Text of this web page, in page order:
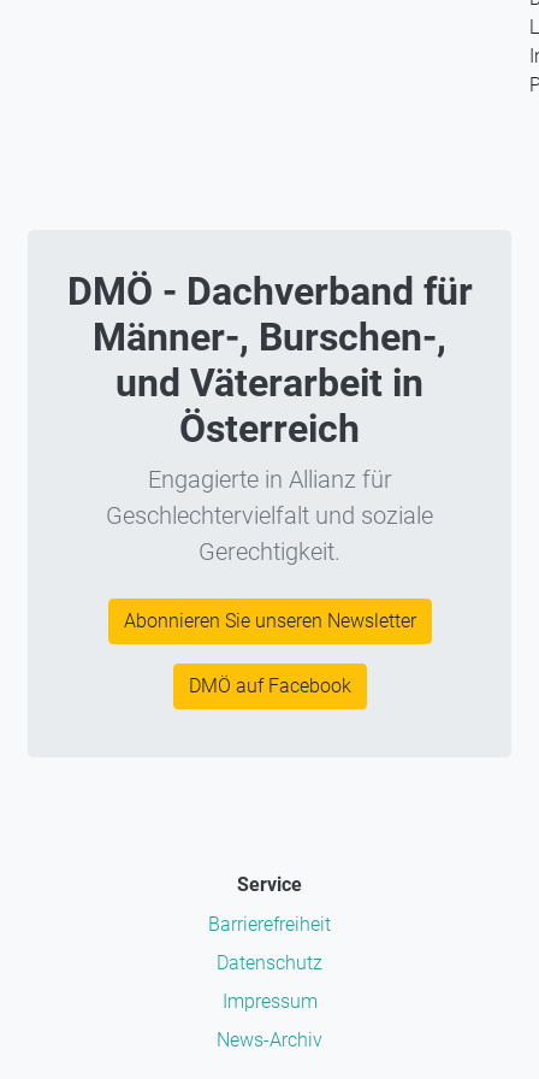
DMÖ - Dachverband für
Männer-, Burschen-,
und Väterarbeit in
Österreich
Engagierte in Allianz für
Geschlechtervielfalt und soziale
Gerechtigkeit.
Abonnieren Sie unseren Newsletter
DMÖ auf Facebook
Service
Barrierefreiheit
Datenschutz
Impressum
News-Archiv